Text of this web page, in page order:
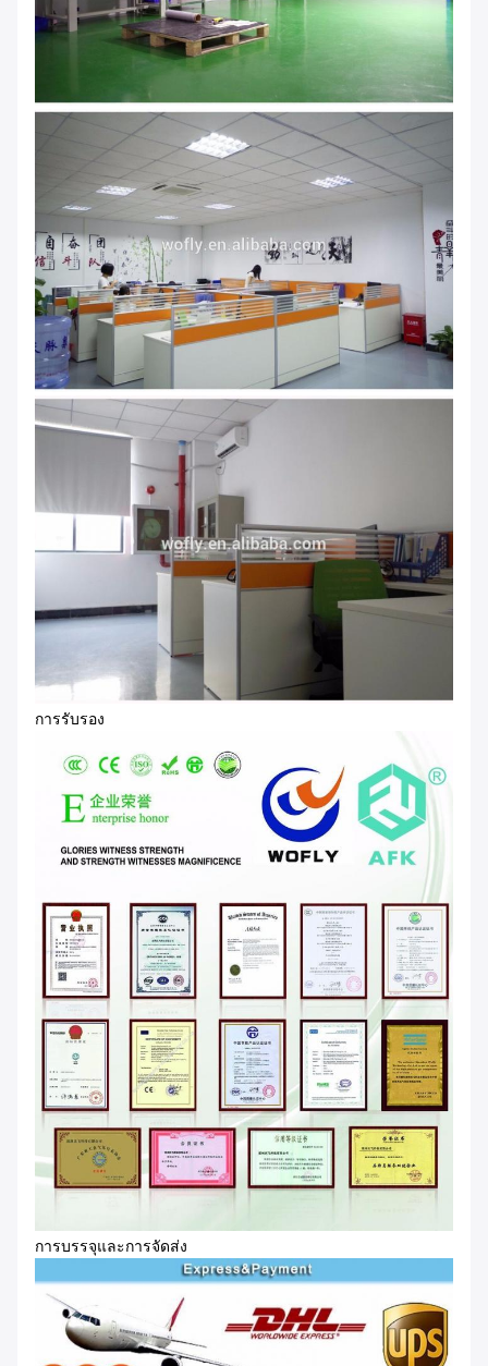
การรับรอง
การบรรจุและการจัดส่ง